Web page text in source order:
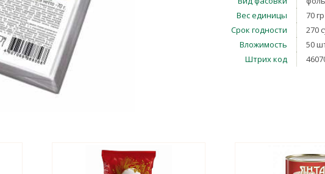
Вес единицы
70 гр
Срок годности
270
Вложимость
50
Штрих код